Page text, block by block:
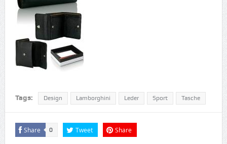
Tags: Design Lamborghini Leder Sport Tasche
Share 0 Tweet Share